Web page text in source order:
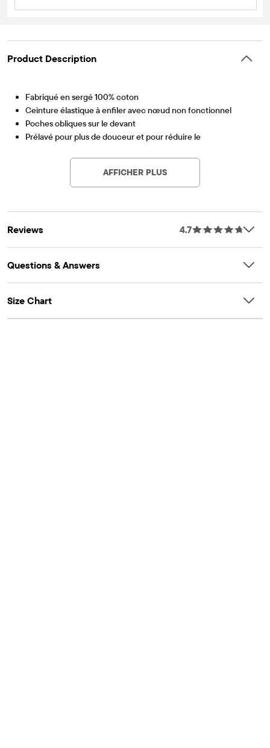
Product Description
Fabriqué en sergé 100% coton
Ceinture élastique à enfiler avec nœud non fonctionnel
Poches obliques sur le devant
Prélavé pour plus de douceur et pour réduire le
AFFICHER PLUS
Reviews 4.7
Questions & Answers
Size Chart